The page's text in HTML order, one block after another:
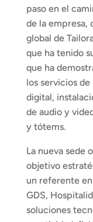
paso en el
de la empresa,
global de
que ha tenido
que ha
los servicios
digital,
de audio y
y tótems.
La nueva sede
objetivo
un referente
GDS,
soluciones